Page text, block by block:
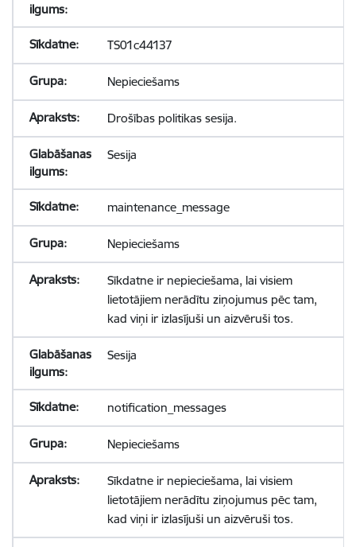
TS01c44137
Nepieciešams
Drošības politikas sesija.
Sesija
maintenance_message
Nepieciešams
Sīkdatne ir nepieciešama, lai visiem
lietotājiem nerādītu ziņojumus pēc tam,
kad viņi ir izlasījuši un aizvēruši tos.
Sesija
notification_messages
Nepieciešams
Sīkdatne ir nepieciešama, lai visiem
lietotājiem nerādītu ziņojumus pēc tam,
kad viņi ir izlasījuši un aizvēruši tos.